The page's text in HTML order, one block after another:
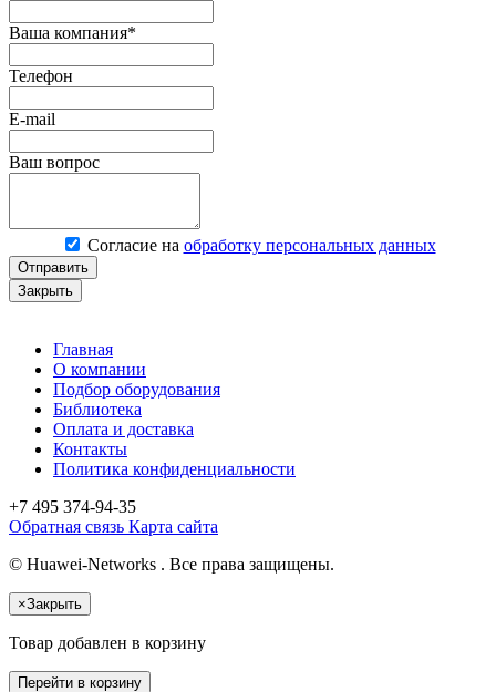
Ваша компания*
Телефон
E-mail
Ваш вопрос
Согласие на обработку персональных данных
Отправить
Закрыть
Главная
О компании
Подбор оборудования
Библиотека
Оплата и доставка
Контакты
Политика конфиденциальности
+7 495 374-94-35
Обратная связь Карта сайта
© Huawei-Networks . Все права защищены.
×Закрыть
Товар добавлен в корзину
Перейти в корзину